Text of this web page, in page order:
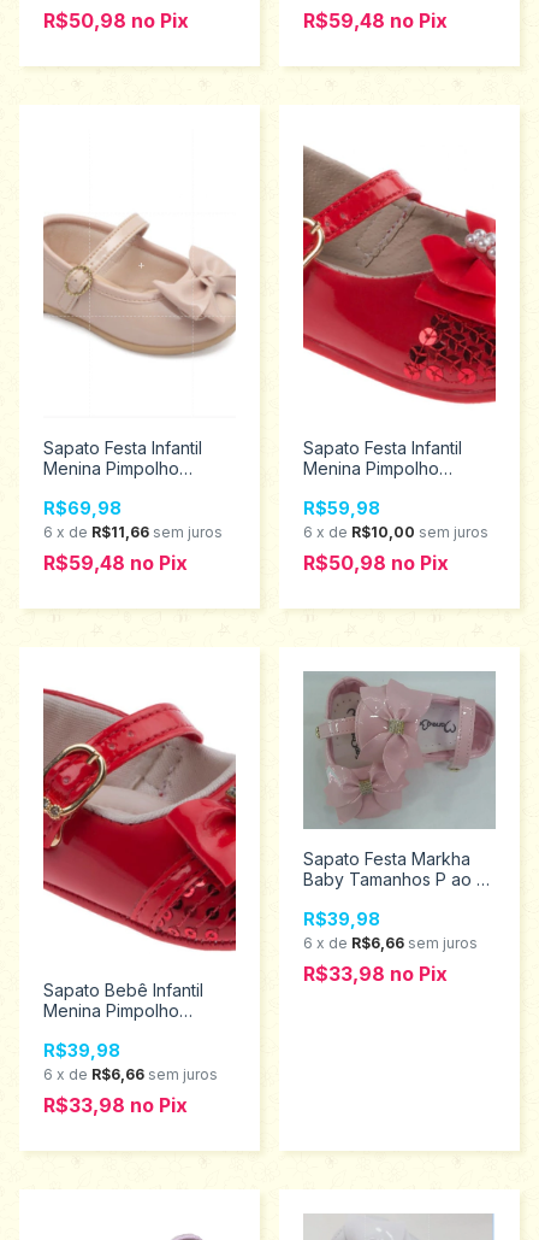
R$50,98 no Pix R$59,48 no Pix
Sapato Festa Infantil
Menina Pimpolho
120188
R$69,98
6 x de R$11,66 sem juros
R$59,48 no Pix
Sapato Festa Infantil
Menina Pimpolho
26359
R$59,98
6 x de R$10,00 sem juros
R$50,98 no Pix
Sapato Bebê Infantil
Menina Pimpolho
R$39,98
6 x de R$6,66 sem juros
R$33,98 no Pix
Sapato Festa Markha
Baby Tamanhos P ao g
R$39,98
6 x de R$6,66 sem juros
R$33,98 no Pix